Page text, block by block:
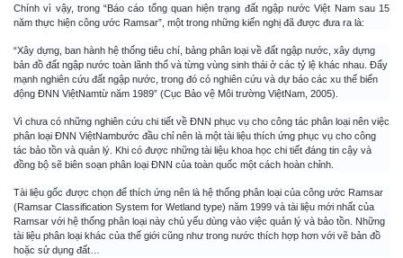
Chính vì vậy, trong “Báo cáo tổng quan hiện trạng đất ngập nước Việt Nam sau 15
năm thực hiện công ước Ramsar”, một trong những kiến nghị đã được đưa ra là:
“Xây dựng, ban hành hệ thống tiêu chí, bảng phân loại về đất ngập nước, xây dựng
bản đồ đất ngập nước toàn lãnh thổ và từng vùng sinh thái ở các tỷ lệ khác nhau. Đẩy
mạnh nghiên cứu đất ngập nước, trong đó có nghiên cứu và dự báo các xu thế biến
động ĐNN ViệtNamtừ năm 1989” (Cục Bảo vệ Môi trường ViệtNam, 2005).
Vì chưa có những nghiên cứu chi tiết về ĐNN phục vụ cho công tác phân loại nên việc
phân loại ĐNN ViệtNambước đầu chỉ nên là một tài liệu thích ứng phục vụ cho công
tác bảo tồn và quản lý. Khi có được những tài liệu khoa học chi tiết đáng tin cậy và
đồng bộ sẽ biên soạn phân loại ĐNN của toàn quốc một cách hoàn chỉnh.
Tài liệu gốc được chọn để thích ứng nên là hệ thống phân loại của công ước Ramsar
(Ramsar Classification System for Wetland type) năm 1999 và tài liệu mới nhất của
Ramsar với hệ thống phân loại này chủ yếu dùng vào việc quản lý và bảo tồn. Những
tài liệu phân loại khác của thế giới cũng như trong nước thích hợp hơn với vẽ bản đồ
hoặc sử dụng đất…